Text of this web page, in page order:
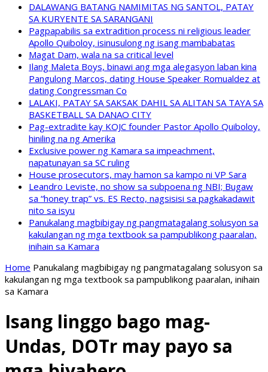
DALAWANG BATANG NAMIMITAS NG SANTOL, PATAY
SA KURYENTE SA SARANGANI
Pagpapabilis sa extradition process ni religious leader
Apollo Quiboloy, isinusulong ng isang mambabatas
Magat Dam, wala na sa critical level
Ilang Maleta Boys, binawi ang mga alegasyon laban kina
Pangulong Marcos, dating House Speaker Romualdez at
dating Congressman Co
LALAKI, PATAY SA SAKSAK DAHIL SA ALITAN SA TAYA SA
BASKETBALL SA DANAO CITY
Pag-extradite kay KOJC founder Pastor Apollo Quiboloy,
hiniling na ng Amerika
Exclusive power ng Kamara sa impeachment,
napatunayan sa SC ruling
House prosecutors, may hamon sa kampo ni VP Sara
Leandro Leviste, no show sa subpoena ng NBI; Bugaw
sa “honey trap” vs. ES Recto, nagsisisi sa pagkakadawit
nito sa isyu
Panukalang magbibigay ng pangmatagalang solusyon sa
kakulangan ng mga textbook sa pampublikong paaralan,
inihain sa Kamara
Home Panukalang magbibigay ng pangmatagalang solusyon sa
kakulangan ng mga textbook sa pampublikong paaralan, inihain
sa Kamara
Isang linggo bago mag-
Undas, DOTr may payo sa